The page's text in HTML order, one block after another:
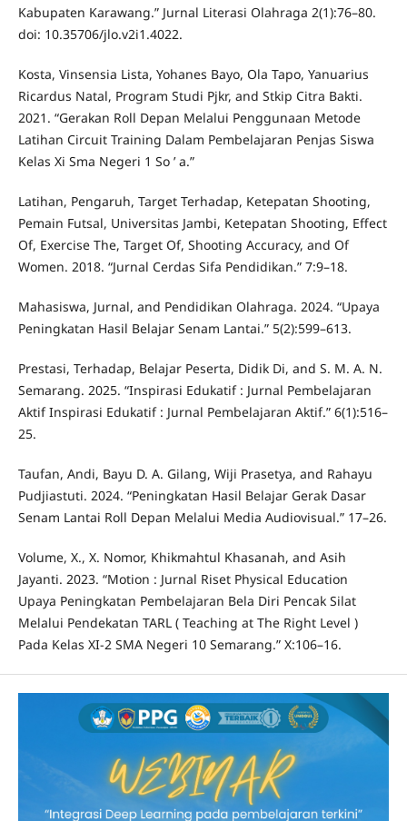
Kabupaten Karawang.” Jurnal Literasi Olahraga 2(1):76–80.
doi: 10.35706/jlo.v2i1.4022.
Kosta, Vinsensia Lista, Yohanes Bayo, Ola Tapo, Yanuarius
Ricardus Natal, Program Studi Pjkr, and Stkip Citra Bakti.
2021. “Gerakan Roll Depan Melalui Penggunaan Metode
Latihan Circuit Training Dalam Pembelajaran Penjas Siswa
Kelas Xi Sma Negeri 1 So ’ a.”
Latihan, Pengaruh, Target Terhadap, Ketepatan Shooting,
Pemain Futsal, Universitas Jambi, Ketepatan Shooting, Effect
Of, Exercise The, Target Of, Shooting Accuracy, and Of
Women. 2018. “Jurnal Cerdas Sifa Pendidikan.” 7:9–18.
Mahasiswa, Jurnal, and Pendidikan Olahraga. 2024. “Upaya
Peningkatan Hasil Belajar Senam Lantai.” 5(2):599–613.
Prestasi, Terhadap, Belajar Peserta, Didik Di, and S. M. A. N.
Semarang. 2025. “Inspirasi Edukatif : Jurnal Pembelajaran
Aktif Inspirasi Edukatif : Jurnal Pembelajaran Aktif.” 6(1):516–
25.
Taufan, Andi, Bayu D. A. Gilang, Wiji Prasetya, and Rahayu
Pudjiastuti. 2024. “Peningkatan Hasil Belajar Gerak Dasar
Senam Lantai Roll Depan Melalui Media Audiovisual.” 17–26.
Volume, X., X. Nomor, Khikmahtul Khasanah, and Asih
Jayanti. 2023. “Motion : Jurnal Riset Physical Education
Upaya Peningkatan Pembelajaran Bela Diri Pencak Silat
Melalui Pendekatan TARL ( Teaching at The Right Level )
Pada Kelas XI-2 SMA Negeri 10 Semarang.” X:106–16.